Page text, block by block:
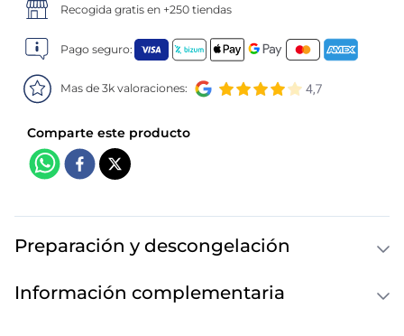
Recogida gratis en +250 tiendas
Pago seguro:
Mas de 3k valoraciones:
Preparación y descongelación
Información complementaria
10. listísimos